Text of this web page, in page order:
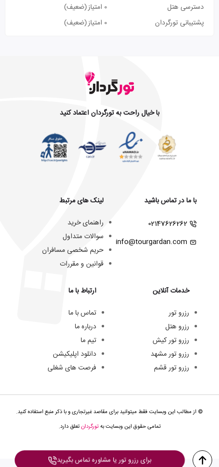
دسترسی هتل
0 امتیاز
(ضعیف)
پشتیبانی تورگردان
0 امتیاز (ضعیف)
برای رزرو تور یا مشاوره تماس بگیرید
با خیال راحت به تورگردان اعتماد کنید
با ما در تماس باشید
02147626262
info@tourgardan.com
خدمات آنلاین
رزرو تور
رزرو هتل
رزرو تور کیش
رزرو تور مشهد
رزرو تور قشم
لینک های مرتبط
راهنمای خرید
سوالات متداول
حریم شخصی مسافران
قوانین و مقررات
ارتباط با ما
تماس با ما
درباره ما
تیم ما
دانلود اپلیکیشن
فرصت های شغلی
© از مطالب این وبسایت فقط میتوانید برای مقاصد غیرتجاری و با ذکر منبع استفاده کنید.
تمامی حقوق این وبسایت بهتورگردانتعلق دارد.